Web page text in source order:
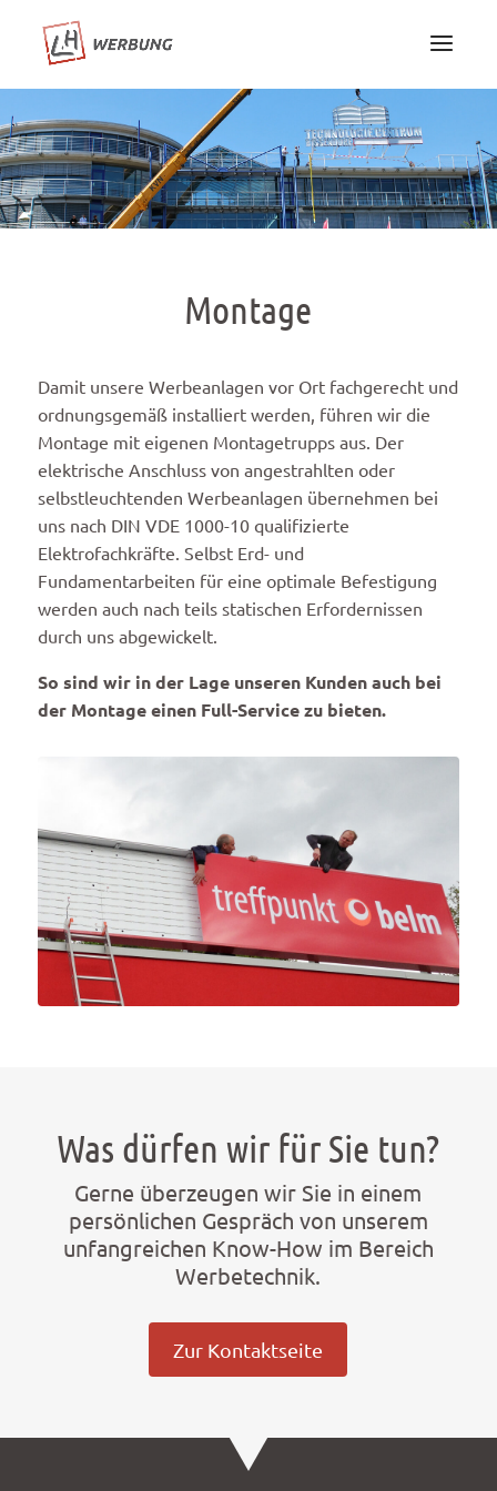
Montage
Damit unsere Werbeanlagen vor Ort fachgerecht und
ordnungsgemäß installiert werden, führen wir die
Montage mit eigenen Montagetrupps aus. Der
elektrische Anschluss von angestrahlten oder
selbstleuchtenden Werbeanlagen übernehmen bei
uns nach DIN VDE 1000-10 qualifizierte
Elektrofachkräfte. Selbst Erd- und
Fundamentarbeiten für eine optimale Befestigung
werden auch nach teils statischen Erfordernissen
durch uns abgewickelt.
So sind wir in der Lage unseren Kunden auch bei
der Montage einen Full-Service zu bieten.
Was dürfen wir für Sie tun?
Gerne überzeugen wir Sie in einem
persönlichen Gespräch von unserem
unfangreichen Know-How im Bereich
Werbetechnik.
Zur Kontaktseite